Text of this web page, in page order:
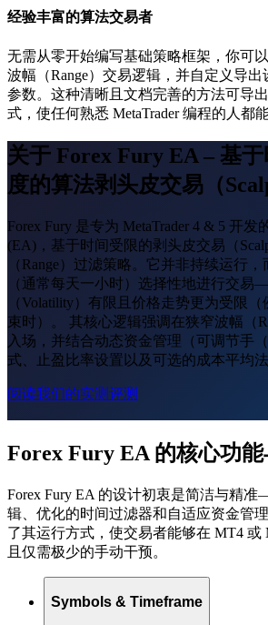
经验丰富的算法交易者
无需从零开始编写基础策略框架，你可
波幅（Range）交易逻辑，并自定义导
参数。这种清晰且文档完善的方法可导
式，使任何熟悉 MetaTrader 编程的人都
关于 Forex Fury EA – 基
度的算法剥头皮交易（
Forex Fury 是专为 MetaTrader 4 & 5 开发
(EA)，基于时间受限的剥头皮交易（
（Range）过滤策略。它并非持续运行
（通常每天一小时）选择性地进行交
（Volatility）有限且价格走势更为受限
束时）。 其核心逻辑强调在狭窄波幅（
入场，并结合动态资金管理（可调节手
式、止盈比率设置以及可选的成本平均法
阅读我们的实测评测
Forex Fury EA 的核心功能
Forex Fury EA 的设计初衷是简洁与精
辑、优化的时间过滤器和自适应资金管
了其运行方式，使交易者能够在 MT4 或
且仅需极少的手动干预。
Symbols & Timeframe